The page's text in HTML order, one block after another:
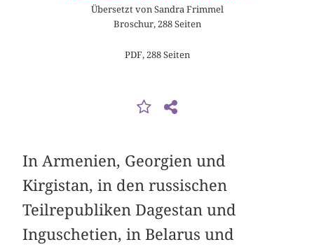
Übersetzt von Sandra Frimmel
Broschur, 288 Seiten
PDF, 288 Seiten
In Armenien, Georgien und
Kirgistan, in den russischen
Teilrepubliken Dagestan und
Inguschetien, in Belarus und